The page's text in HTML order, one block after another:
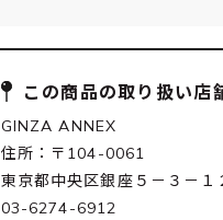
この商品の取り扱い店
GINZA ANNEX
住所：〒104-0061
東京都中央区銀座５－３－１
03-6274-6912